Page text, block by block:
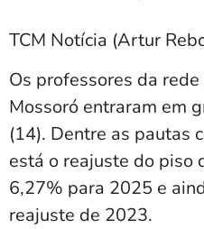
TCM Notícia (Artur
Os professores da
Mossoró entraram em
(14). Dentre as pautas
está o reajuste do piso
6,27% para 2025 e
reajuste de 2023.